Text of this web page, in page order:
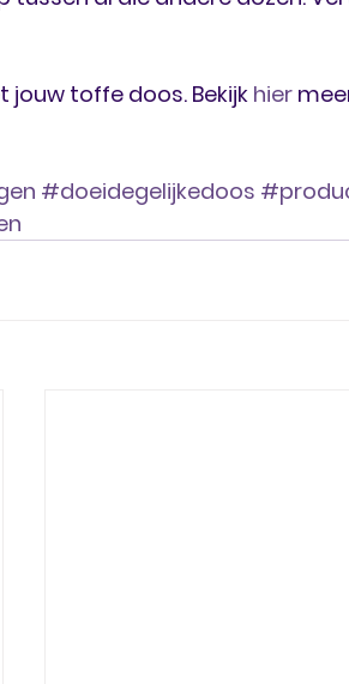
jouw toffe doos. Bekijk hier
#doeidegelijkedoos